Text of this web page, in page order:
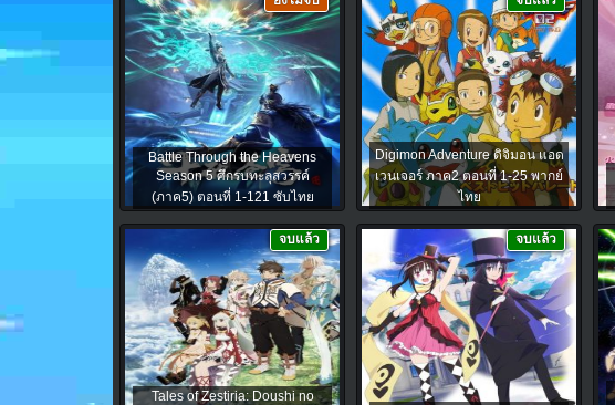
Battle Through the Heavens
Season 5 ศึกรบทะลุสวรรค์
(ภาค5) ตอนที่ 1-121 ซับไทย
Digimon Adventure ดิจิมอน แอด
เวนเจอร์ ภาค2 ตอนที่ 1-25 พากย์
ไทย
Tales of Zestiria: Doushi no
จบแล้ว จบแล้ว